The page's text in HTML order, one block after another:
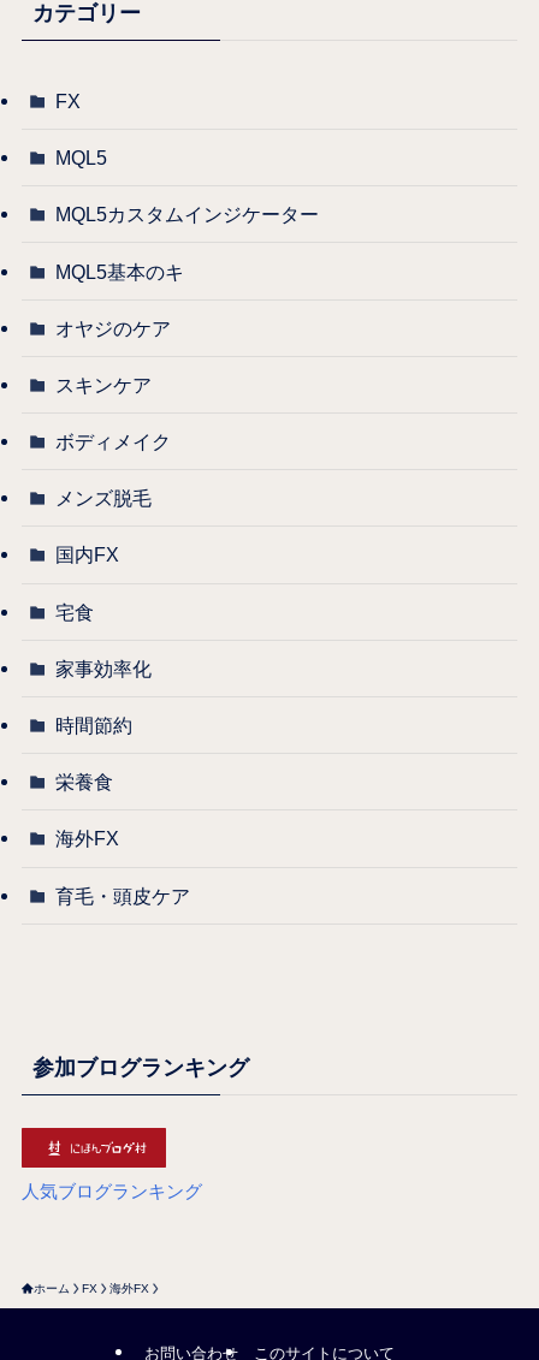
カテゴリー
FX
MQL5
MQL5カスタムインジケーター
MQL5基本のキ
オヤジのケア
スキンケア
ボディメイク
メンズ脱毛
国内FX
宅食
家事効率化
時間節約
栄養食
海外FX
育毛・頭皮ケア
参加ブログランキング
人気ブログランキング
ホーム FX 海外FX
お問い合わせ このサイトについて